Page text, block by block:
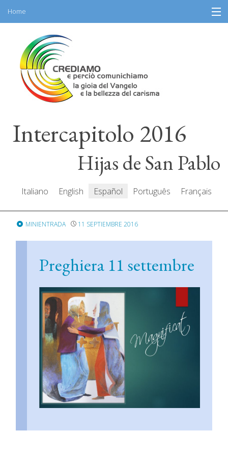
content
Home
Información
Programa
Participantes
Recursos
Intercapitolo 2016
Hijas de San Pablo
Italiano English Español Português Français
MINIENTRADA 11 SEPTIEMBRE 2016
Preghiera 11 settembre